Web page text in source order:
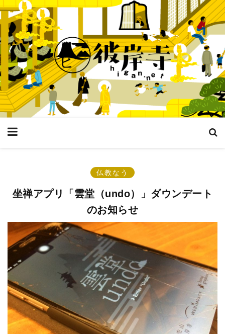
仏教なう
坐禅アプリ「雲堂（undo）」ダウンデート
のお知らせ